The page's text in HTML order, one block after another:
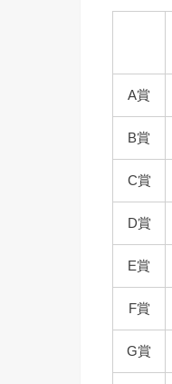
A賞
B賞
C賞
D賞
E賞
F賞
G賞